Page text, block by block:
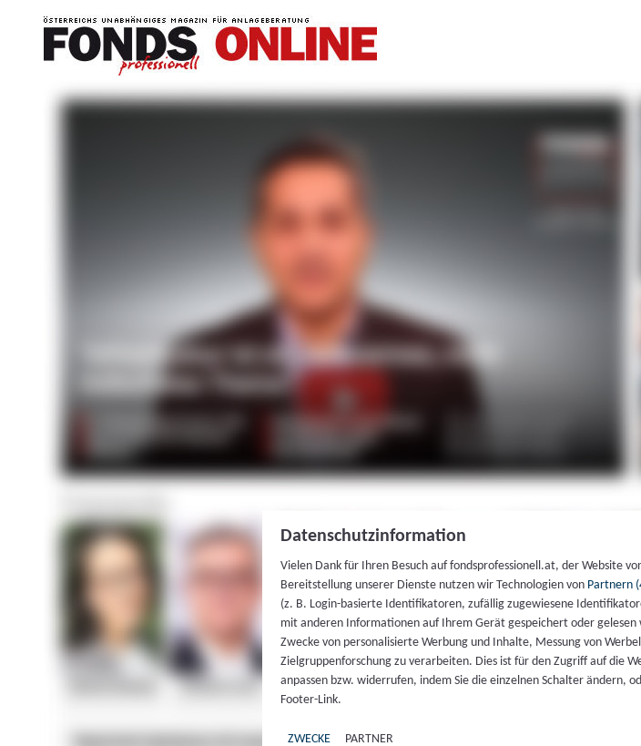
Datenschutzinformation
Vielen Dank für Ihren Besuch auf fondsprofessionell.at, der Website
Bereitstellung unserer Dienste nutzen wir Technologien von Partnern
(z. B. Login-basierte Identifikatoren, zufällig zugewiesene
mit anderen Informationen auf Ihrem Gerät gespeichert oder
Zwecke von personalisierte Werbung und Inhalte, Messung von
Zielgruppenforschung zu verarbeiten. Dies ist für den Zugriff auf die
anpassen bzw. widerrufen, indem Sie die einzelnen Schalter ändern,
Footer-Link.
ZWECKE PARTNER